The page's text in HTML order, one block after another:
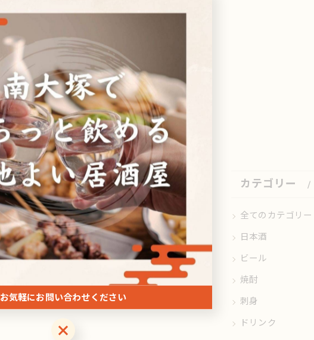
一覧に戻る
カテゴリー
全てのカテゴリー
日本酒
ビール
焼酎
刺身
ドリンク
お気軽にお問い合わせください
お気軽にお問い合わせください